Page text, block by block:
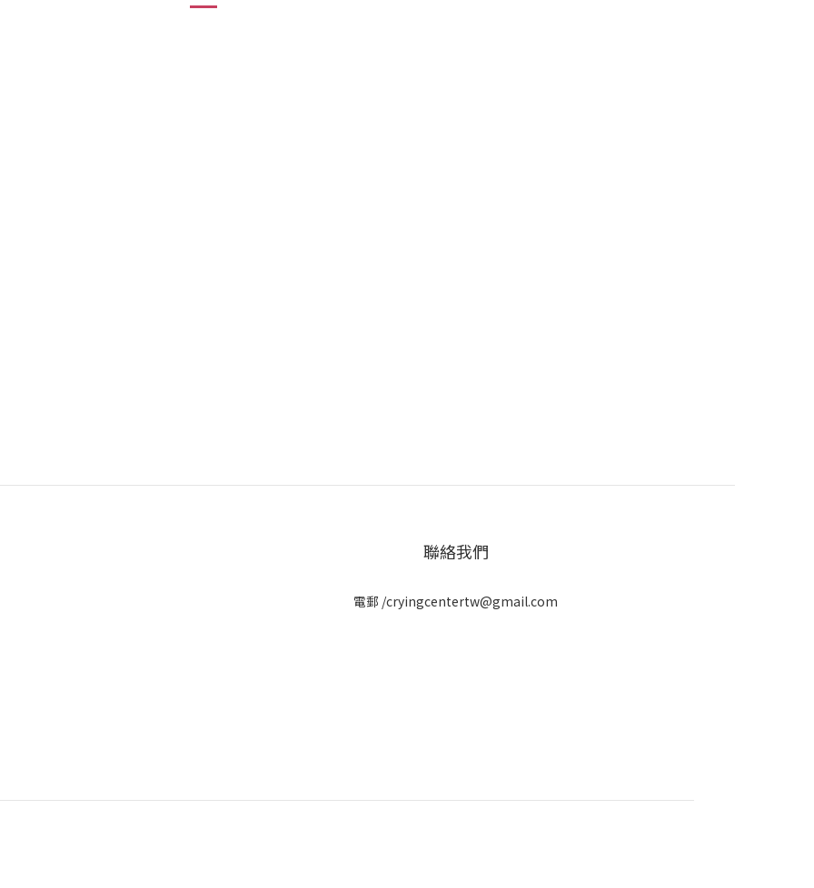
聯絡我們
電郵 /cryingcentertw@gmail.com